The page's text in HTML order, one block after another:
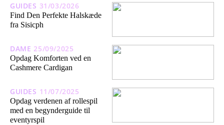
GUIDES 31/03/2026
Find Den Perfekte Halskæde
fra Sisicph
DAME 25/09/2025
Opdag Komforten ved en
Cashmere Cardigan
GUIDES 11/07/2025
Opdag verdenen af rollespil
med en begynderguide til
eventyrspil